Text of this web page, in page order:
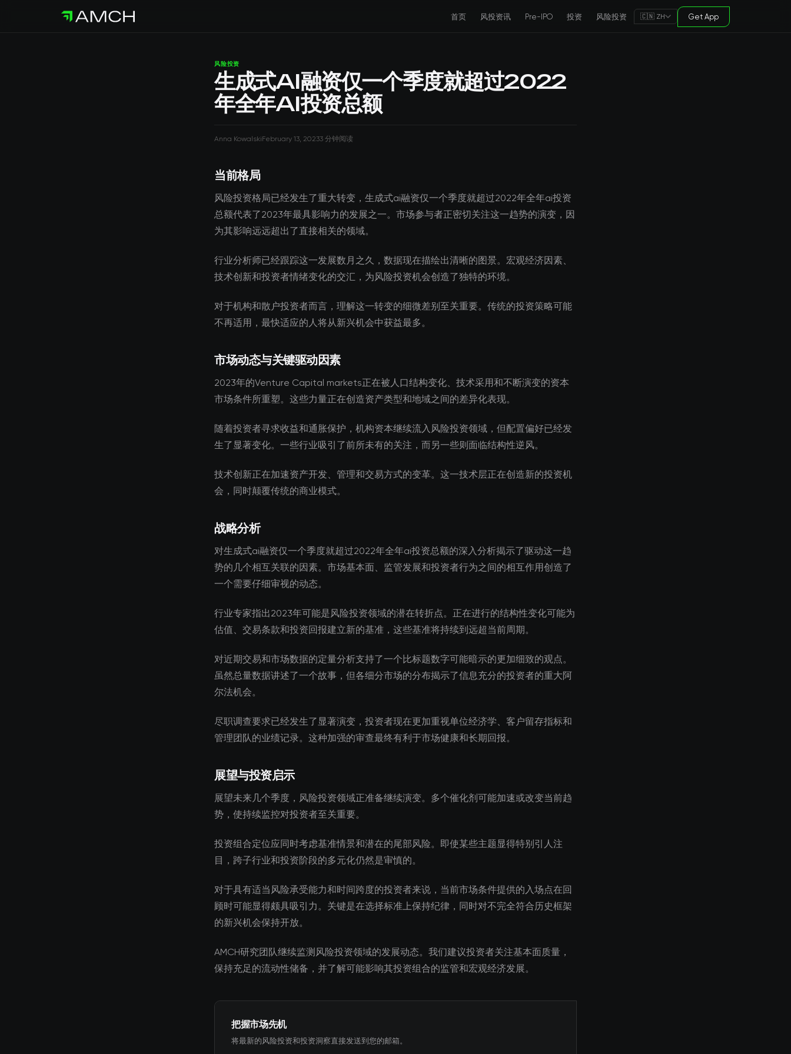
首页 风投资讯 Pre-IPO 投资 风险投资 🇨🇳 ZH Get App
风险投资
生成式AI融资仅一个季度就超过2022
年全年AI投资总额
Anna KowalskiFebruary 13, 20233 分钟阅读
当前格局
风险投资格局已经发生了重大转变，生成式ai融资仅一个季度就超过2022年全年ai投资
总额代表了2023年最具影响力的发展之一。市场参与者正密切关注这一趋势的演变，因
为其影响远远超出了直接相关的领域。
行业分析师已经跟踪这一发展数月之久，数据现在描绘出清晰的图景。宏观经济因素、
技术创新和投资者情绪变化的交汇，为风险投资机会创造了独特的环境。
对于机构和散户投资者而言，理解这一转变的细微差别至关重要。传统的投资策略可能
不再适用，最快适应的人将从新兴机会中获益最多。
市场动态与关键驱动因素
2023年的Venture Capital markets正在被人口结构变化、技术采用和不断演变的资本
市场条件所重塑。这些力量正在创造资产类型和地域之间的差异化表现。
随着投资者寻求收益和通胀保护，机构资本继续流入风险投资领域，但配置偏好已经发
生了显著变化。一些行业吸引了前所未有的关注，而另一些则面临结构性逆风。
技术创新正在加速资产开发、管理和交易方式的变革。这一技术层正在创造新的投资机
会，同时颠覆传统的商业模式。
战略分析
对生成式ai融资仅一个季度就超过2022年全年ai投资总额的深入分析揭示了驱动这一趋
势的几个相互关联的因素。市场基本面、监管发展和投资者行为之间的相互作用创造了
一个需要仔细审视的动态。
行业专家指出2023年可能是风险投资领域的潜在转折点。正在进行的结构性变化可能为
估值、交易条款和投资回报建立新的基准，这些基准将持续到远超当前周期。
对近期交易和市场数据的定量分析支持了一个比标题数字可能暗示的更加细致的观点。
虽然总量数据讲述了一个故事，但各细分市场的分布揭示了信息充分的投资者的重大阿
尔法机会。
尽职调查要求已经发生了显著演变，投资者现在更加重视单位经济学、客户留存指标和
管理团队的业绩记录。这种加强的审查最终有利于市场健康和长期回报。
展望与投资启示
展望未来几个季度，风险投资领域正准备继续演变。多个催化剂可能加速或改变当前趋
势，使持续监控对投资者至关重要。
投资组合定位应同时考虑基准情景和潜在的尾部风险。即使某些主题显得特别引人注
目，跨子行业和投资阶段的多元化仍然是审慎的。
对于具有适当风险承受能力和时间跨度的投资者来说，当前市场条件提供的入场点在回
顾时可能显得颇具吸引力。关键是在选择标准上保持纪律，同时对不完全符合历史框架
的新兴机会保持开放。
AMCH研究团队继续监测风险投资领域的发展动态。我们建议投资者关注基本面质量，
保持充足的流动性储备，并了解可能影响其投资组合的监管和宏观经济发展。
把握市场先机
将最新的风险投资和投资洞察直接发送到您的邮箱。